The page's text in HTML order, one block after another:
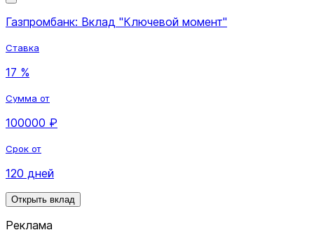
Газпромбанк: Вклад "Ключевой момент"
Ставка
17 %
Сумма от
100000 ₽
Срок от
120 дней
Открыть вклад
Реклама